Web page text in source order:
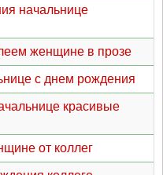
начальнице
женщине в прозе
с днем рождения
красивые
от коллег